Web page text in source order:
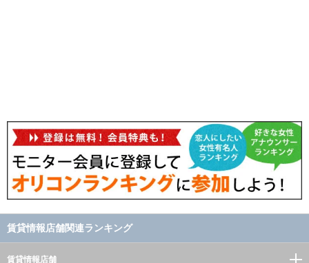
賃貸情報店舗関連ランキング
賃貸情報店舗